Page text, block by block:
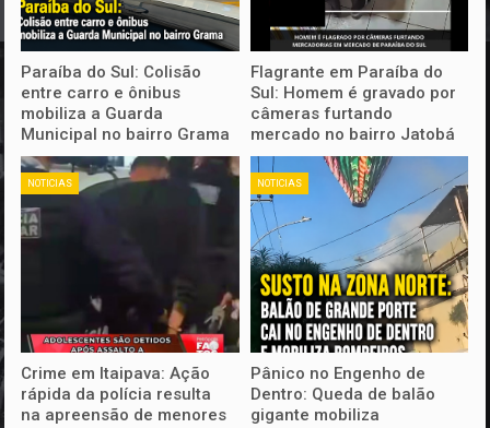
Paraíba do Sul: Colisão
entre carro e ônibus
mobiliza a Guarda
Municipal no bairro Grama
Flagrante em Paraíba do
Sul: Homem é gravado por
câmeras furtando
mercado no bairro Jatobá
NOTICIAS
Crime em Itaipava: Ação
rápida da polícia resulta
na apreensão de menores
NOTICIAS
Pânico no Engenho de
Dentro: Queda de balão
gigante mobiliza